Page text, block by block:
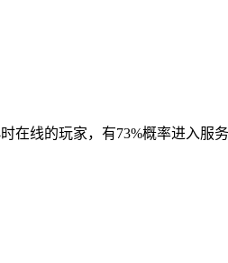
线的玩家，有73%概率进入